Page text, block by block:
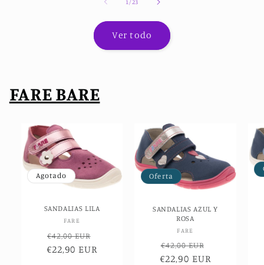
1 /23
Ver todo
FARE BARE
Agotado
SANDALIAS LILA
Proveedor:
FARE
Precio
habitual
€42,00 EUR
€22,90 EUR
Oferta
SANDALIAS AZUL Y
ROSA
Proveedor:
FARE
Precio
habitual
€42,00 EUR
de
€22,90 EUR